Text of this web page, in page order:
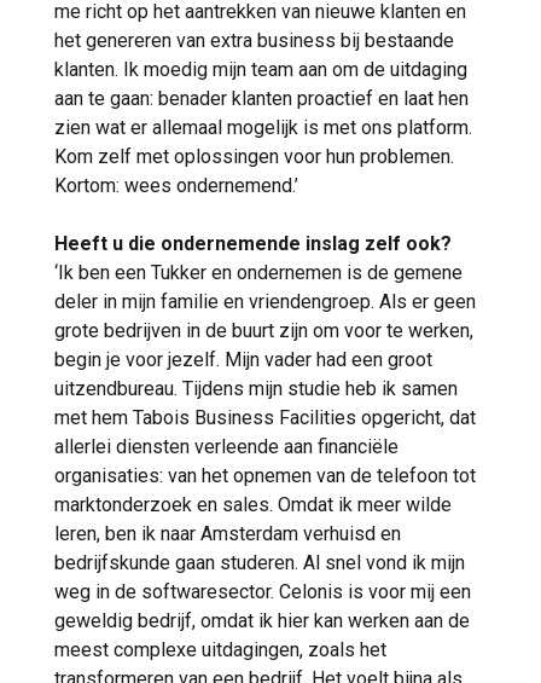
me richt op het aantrekken van nieuwe klanten en
het genereren van extra business bij bestaande
klanten. Ik moedig mijn team aan om de uitdaging
aan te gaan: benader klanten proactief en laat hen
zien wat er allemaal mogelijk is met ons platform.
Kom zelf met oplossingen voor hun problemen.
Kortom: wees ondernemend.’
Heeft u die ondernemende inslag zelf ook?
‘Ik ben een Tukker en ondernemen is de gemene
deler in mijn familie en vriendengroep. Als er geen
grote bedrijven in de buurt zijn om voor te werken,
begin je voor jezelf. Mijn vader had een groot
uitzendbureau. Tijdens mijn studie heb ik samen
met hem Tabois Business Facilities opgericht, dat
allerlei diensten verleende aan financiële
organisaties: van het opnemen van de telefoon tot
marktonderzoek en sales. Omdat ik meer wilde
leren, ben ik naar Amsterdam verhuisd en
bedrijfskunde gaan studeren. Al snel vond ik mijn
weg in de softwaresector. Celonis is voor mij een
geweldig bedrijf, omdat ik hier kan werken aan de
meest complexe uitdagingen, zoals het